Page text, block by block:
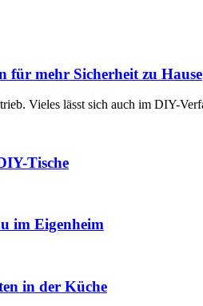
für mehr Sicherheit zu Hause
Vieles lässt sich auch im DIY-
Tische
im Eigenheim
in der Küche